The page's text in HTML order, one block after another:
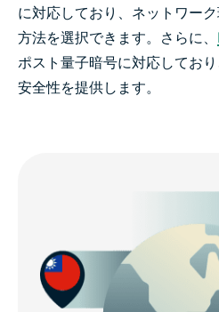
に対応しており、ネットワー
方法を選択できます。さらに、
ポスト量子暗号に対応してお
安全性を提供します。